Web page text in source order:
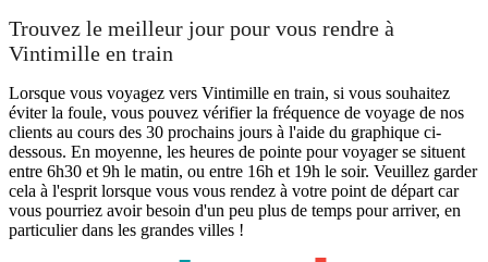
Trouvez le meilleur jour pour vous rendre à
Vintimille en train
Lorsque vous voyagez vers Vintimille en train, si vous souhaitez
éviter la foule, vous pouvez vérifier la fréquence de voyage de nos
clients au cours des 30 prochains jours à l'aide du graphique ci-
dessous. En moyenne, les heures de pointe pour voyager se situent
entre 6h30 et 9h le matin, ou entre 16h et 19h le soir. Veuillez garder
cela à l'esprit lorsque vous vous rendez à votre point de départ car
vous pourriez avoir besoin d'un peu plus de temps pour arriver, en
particulier dans les grandes villes !